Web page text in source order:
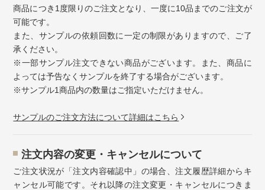
商品につき1度限りのご注文となり、一度に10品までのご注文が
可能です。
また、サンプルの依頼回数に一定の制限がありますので、ご了
承ください。
※一部サンプル注文できない商品がございます。また、商品に
よっては予告なくサンプルを終了する場合がございます。
※サンプル1商品内の数量はご指定いただけません。
サンプルのご注文方法について詳細はこちら
注⽂内容の変更・キャンセルについて
ご注文状況が「注文内容確認中」の場合、注文履歴詳細からキ
ャンセル可能です。それ以降の注文変更・キャンセルにつきま